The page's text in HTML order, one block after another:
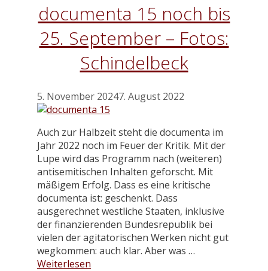
documenta 15 noch bis
25. September – Fotos:
Schindelbeck
5. November 20247. August 2022
Auch zur Halbzeit steht die documenta im
Jahr 2022 noch im Feuer der Kritik. Mit der
Lupe wird das Programm nach (weiteren)
antisemitischen Inhalten geforscht. Mit
mäßigem Erfolg. Dass es eine kritische
documenta ist: geschenkt. Dass
ausgerechnet westliche Staaten, inklusive
der finanzierenden Bundesrepublik bei
vielen der agitatorischen Werken nicht gut
wegkommen: auch klar. Aber was …
Weiterlesen